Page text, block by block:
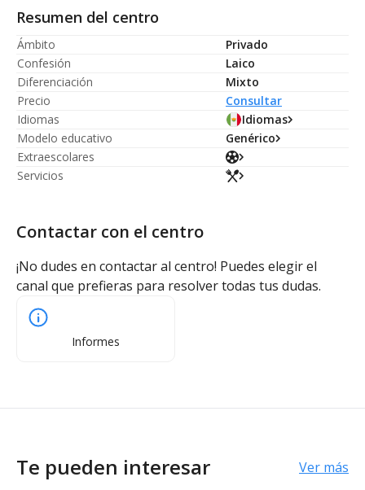
Resumen del centro
Ámbito
Privado
Confesión
Laico
Diferenciación
Mixto
Precio
Consultar
Idiomas
Idiomas
Modelo educativo
Genérico
Extraescolares
Servicios
Contactar con el centro
¡No dudes en contactar al centro! Puedes elegir el
canal que prefieras para resolver todas tus dudas.
Informes
Te pueden interesar Ver más